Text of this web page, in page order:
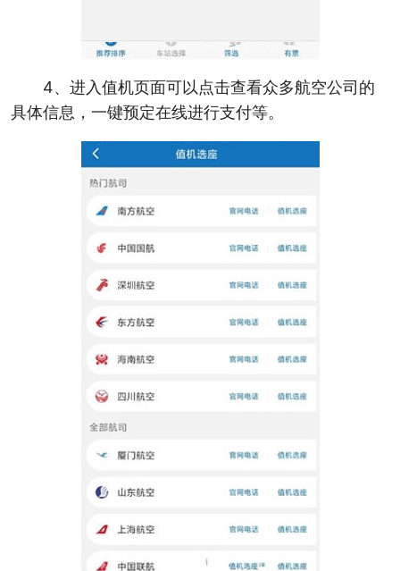
4、进入值机页面可以点击查看众多航空公司的
具体信息，一键预定在线进行支付等。